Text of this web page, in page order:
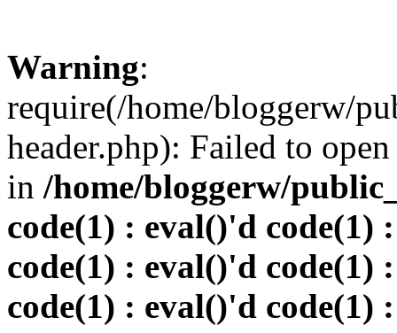
Warning:
require(/home/bloggerw/
header.php): Failed to
in /home/bloggerw/
code(1) : eval()'d code(1)
code(1) : eval()'d code(1)
code(1) : eval()'d code(1)